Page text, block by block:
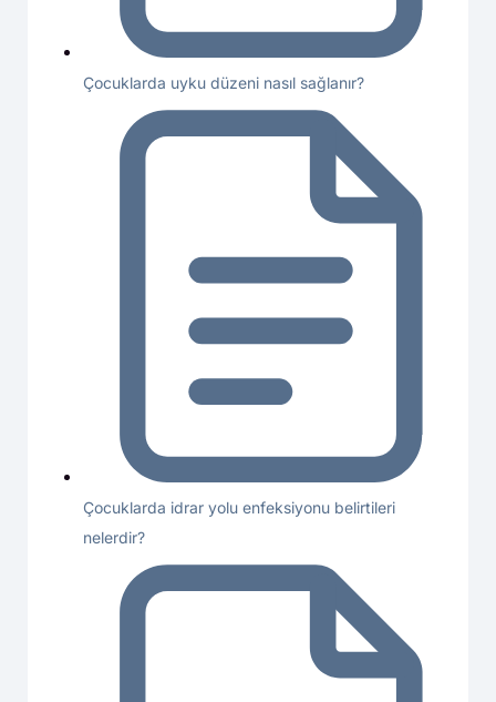
Çocuklarda uyku düzeni nasıl sağlanır?
Çocuklarda idrar yolu enfeksiyonu belirtileri
nelerdir?